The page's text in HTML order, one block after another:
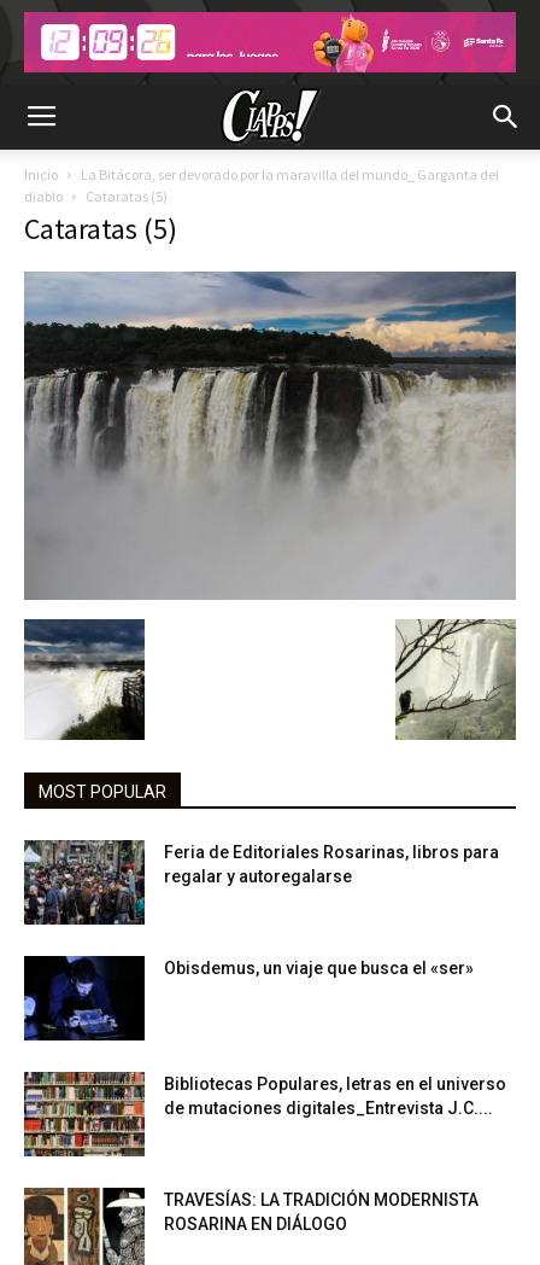
Inicio
La Bitácora, ser devorado por la maravilla del mundo_ Garganta del
diablo
Cataratas (5)
Cataratas (5)
MOST POPULAR
Feria de Editoriales Rosarinas, libros para
regalar y autoregalarse
Obisdemus, un viaje que busca el «ser»
Bibliotecas Populares, letras en el universo
de mutaciones digitales_Entrevista J.C....
TRAVESÍAS: LA TRADICIÓN MODERNISTA
ROSARINA EN DIÁLOGO